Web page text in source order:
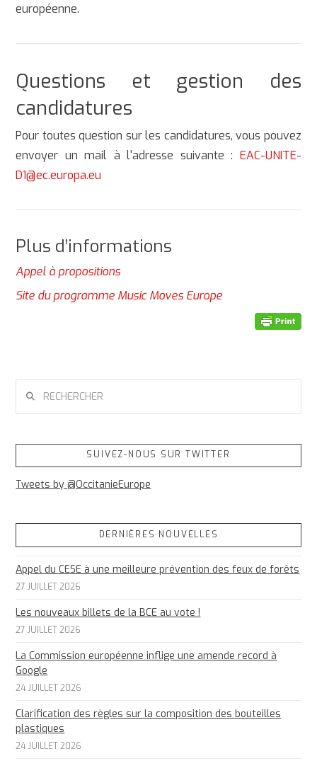
européenne.
Questions et gestion des
candidatures
Pour toutes question sur les candidatures, vous pouvez
envoyer un mail à l'adresse suivante : EAC-UNITE-
D1@ec.europa.eu
Plus d’informations
Appel à propositions
Site du programme Music Moves Europe
SUIVEZ-NOUS SUR TWITTER
Tweets by @OccitanieEurope
DERNIÈRES NOUVELLES
Appel du CESE à une meilleure prévention des feux de forêts
27 JUILLET 2026
Les nouveaux billets de la BCE au vote !
27 JUILLET 2026
La Commission européenne inflige une amende record à
Google
24 JUILLET 2026
Clarification des règles sur la composition des bouteilles
plastiques
24 JUILLET 2026